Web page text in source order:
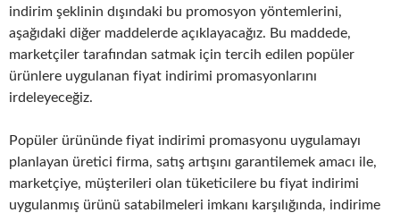
indirim şeklinin dışındaki bu promosyon yöntemlerini,
aşağıdaki diğer maddelerde açıklayacağız. Bu maddede,
marketçiler tarafından satmak için tercih edilen popüler
ürünlere uygulanan fiyat indirimi promasyonlarını
irdeleyeceğiz.
Popüler ürününde fiyat indirimi promasyonu uygulamayı
planlayan üretici firma, satış artışını garantilemek amacı ile,
marketçiye, müşterileri olan tüketicilere bu fiyat indirimi
uygulanmış ürünü satabilmeleri imkanı karşılığında, indirime